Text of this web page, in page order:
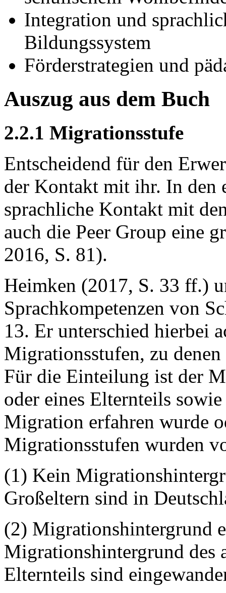
Integration und
Bildungssystem
Förderstrategien und
Auszug aus dem Buch
2.2.1 Migrationsstufe
Entscheidend für den
der Kontakt mit ihr. In den
sprachliche Kontakt mit
auch die Peer Group eine
2016, S. 81).
Heimken (2017, S. 33 ff.)
Sprachkompetenzen von
13. Er unterschied hierbei
Migrationsstufen, zu
Für die Einteilung ist der
oder eines Elternteils
Migration erfahren wurde
Migrationsstufen wurden
(1) Kein
Großeltern sind in
(2) Migrationshintergrund
Migrationshintergrund des
Elternteils sind